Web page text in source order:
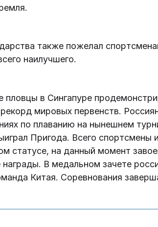
также пожелал
наилучшего.
пловцы в Сингапуре
мировых первенств.
по плаванию на нынешнем
Пригода. Всего
статусе, на данный момент
награды. В медальном зачете
Китая. Соревнования